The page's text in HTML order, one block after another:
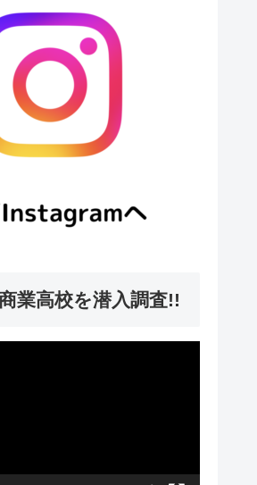
業高校を潜入調査!!